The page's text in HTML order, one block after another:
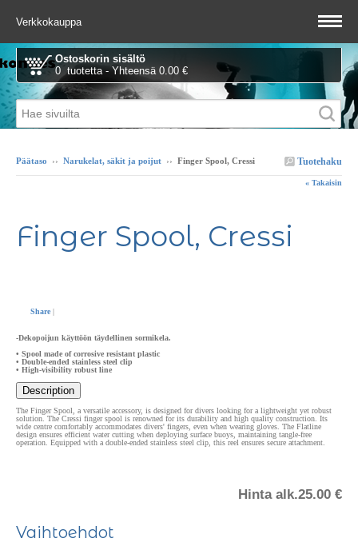
Verkkokauppa
Ostoskorin sisältö
0 tuotetta - Yhteensä 0.00 €
Tuotehaku
Päätaso ›› Narukelat, säkit ja poijut ›› Finger Spool, Cressi
« Takaisin
Finger Spool, Cressi
Share |
-Dekopoijun käyttöön täydellinen sormikela.
• Spool made of corrosive resistant plastic
• Double-ended stainless steel clip
• High-visibility robust line
Description
The Finger Spool, a versatile accessory, is designed for divers looking for a lightweight yet robust
solution. The Cressi finger spool is renowned for its durability and high quality construction. Its
wide centre comfortably accommodates divers' fingers, even when wearing gloves. The Flatline
design ensures efficient water cutting when deploying surface buoys, maintaining tangle-free
operation. Equipped with a double-ended stainless steel clip, this reel ensures secure attachment.
Hinta alk.25.00 €
Vaihtoehdot